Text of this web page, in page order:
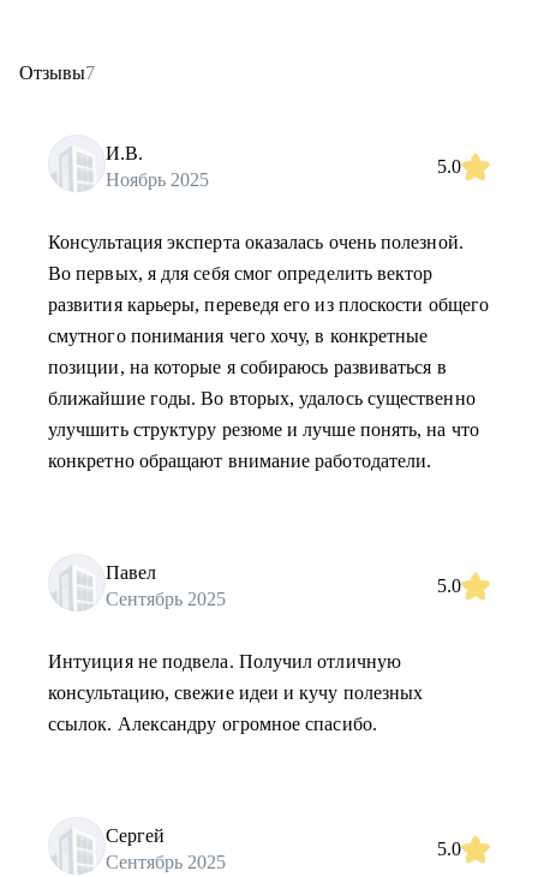
Отзывы7
И.В.
Ноябрь 2025
5.0
Консультация эксперта оказалась очень полезной.
Во первых, я для себя смог определить вектор
развития карьеры, переведя его из плоскости общего
смутного понимания чего хочу, в конкретные
позиции, на которые я собираюсь развиваться в
ближайшие годы. Во вторых, удалось существенно
улучшить структуру резюме и лучше понять, на что
конкретно обращают внимание работодатели.
Павел
Сентябрь 2025
5.0
Интуиция не подвела. Получил отличную
консультацию, свежие идеи и кучу полезных
ссылок. Александру огромное спасибо.
Сергей
Сентябрь 2025
5.0